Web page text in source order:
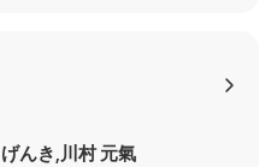
んき,川村 元氣